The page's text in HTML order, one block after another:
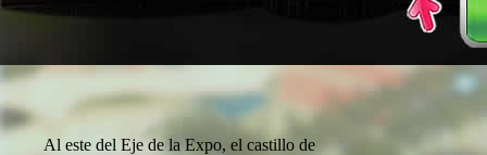
Al este del Eje de la Expo, el castillo de